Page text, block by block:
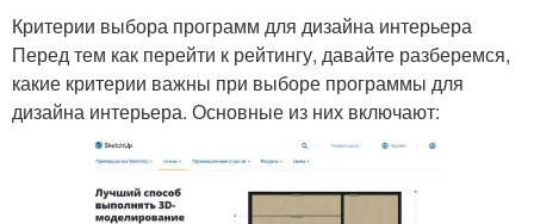
Критерии выбора программ для дизайна интерьера
Перед тем как перейти к рейтингу, давайте разберемся,
какие критерии важны при выборе программы для
дизайна интерьера. Основные из них включают: